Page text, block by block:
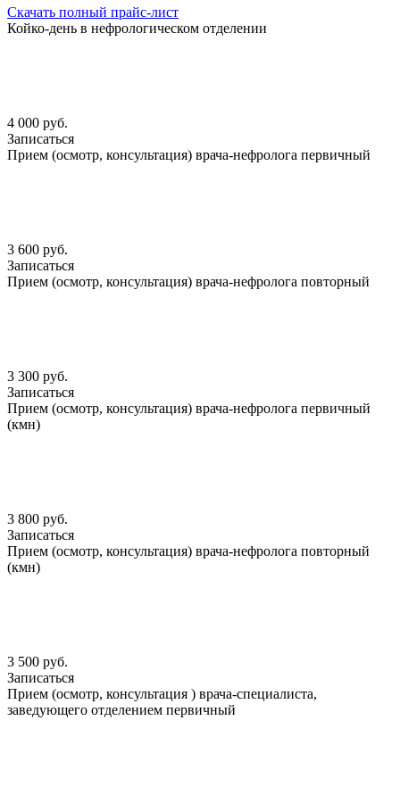
Скачать полный прайс-лист
Койко-день в нефрологическом отделении
4 000 руб.
Записаться
Прием (осмотр, консультация) врача-нефролога первичный
3 600 руб.
Записаться
Прием (осмотр, консультация) врача-нефролога повторный
3 300 руб.
Записаться
Прием (осмотр, консультация) врача-нефролога первичный
(кмн)
3 800 руб.
Записаться
Прием (осмотр, консультация) врача-нефролога повторный
(кмн)
3 500 руб.
Записаться
Прием (осмотр, консультация ) врача-специалиста,
заведующего отделением первичный